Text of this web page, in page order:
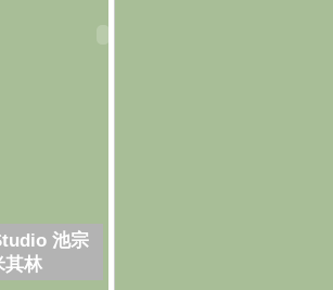
池宗
其林